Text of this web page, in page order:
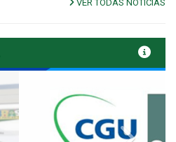
VER TODAS NOTÍCIAS
Next